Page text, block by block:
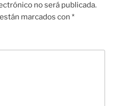
no será publicada.
marcados con *